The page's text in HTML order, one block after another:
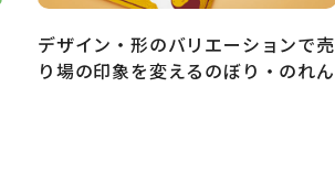
デザイン・形のバリエーションで売
り場の印象を変えるのぼり・のれん